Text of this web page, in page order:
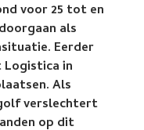
voor 25 tot en
als
Eerder
in
Als
verslechtert
op dit